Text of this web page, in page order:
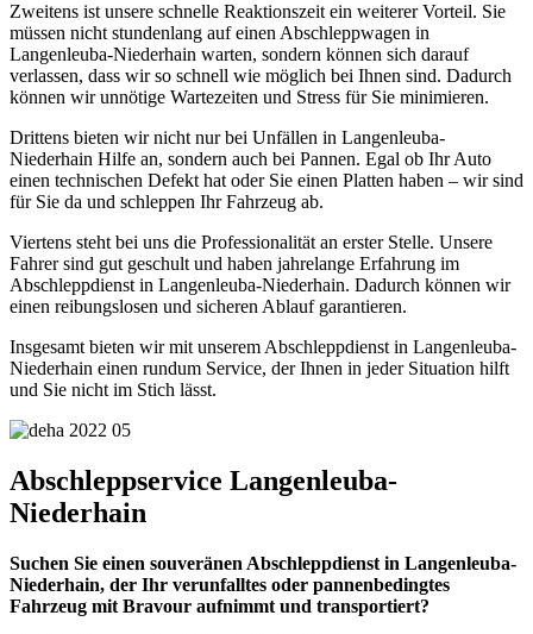
Zweitens ist unsere schnelle Reaktionszeit ein weiterer Vorteil. Sie
müssen nicht stundenlang auf einen Abschleppwagen in
Langenleuba-Niederhain warten, sondern können sich darauf
verlassen, dass wir so schnell wie möglich bei Ihnen sind. Dadurch
können wir unnötige Wartezeiten und Stress für Sie minimieren.
Drittens bieten wir nicht nur bei Unfällen in Langenleuba-
Niederhain Hilfe an, sondern auch bei Pannen. Egal ob Ihr Auto
einen technischen Defekt hat oder Sie einen Platten haben – wir sind
für Sie da und schleppen Ihr Fahrzeug ab.
Viertens steht bei uns die Professionalität an erster Stelle. Unsere
Fahrer sind gut geschult und haben jahrelange Erfahrung im
Abschleppdienst in Langenleuba-Niederhain. Dadurch können wir
einen reibungslosen und sicheren Ablauf garantieren.
Insgesamt bieten wir mit unserem Abschleppdienst in Langenleuba-
Niederhain einen rundum Service, der Ihnen in jeder Situation hilft
und Sie nicht im Stich lässt.
Abschleppservice Langenleuba-
Niederhain
Suchen Sie einen souveränen Abschleppdienst in Langenleuba-
Niederhain, der Ihr verunfalltes oder pannenbedingtes
Fahrzeug mit Bravour aufnimmt und transportiert?